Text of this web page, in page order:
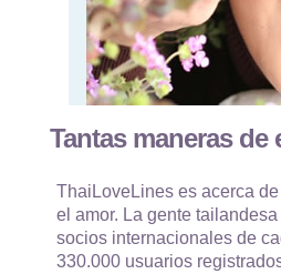
Tantas maneras de
ThaiLoveLines es acerca
el amor. La gente
socios internacionales de
330.000 usuarios